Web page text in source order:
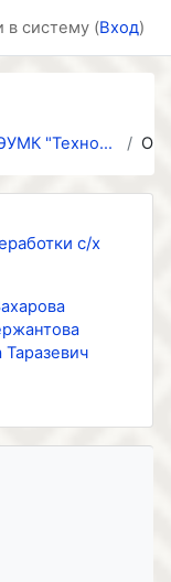
систему (Вход)
ЭУМК "Технологии хранения и переработки с/х продук...
с/х